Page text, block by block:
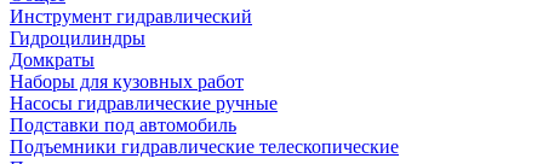
Инструмент гидравлический
Гидроцилиндры
Домкраты
Наборы для кузовных работ
Насосы гидравлические ручные
Подставки под автомобиль
Подъемники гидравлические телескопические